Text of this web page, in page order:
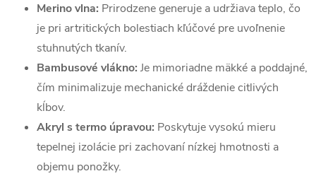
Merino vlna: Prirodzene generuje a udržiava teplo, čo
je pri artritických bolestiach kľúčové pre uvoľnenie
stuhnutých tkanív.
Bambusové vlákno: Je mimoriadne mäkké a poddajné,
čím minimalizuje mechanické dráždenie citlivých
kĺbov.
Akryl s termo úpravou: Poskytuje vysokú mieru
tepelnej izolácie pri zachovaní nízkej hmotnosti a
objemu ponožky.